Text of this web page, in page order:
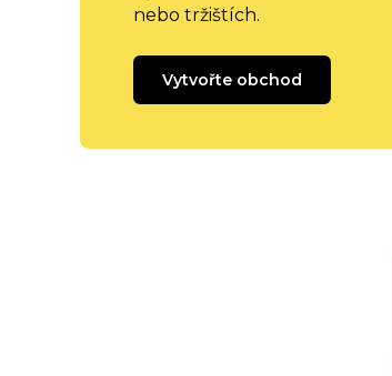
nebo tržištích.
Vytvořte obchod